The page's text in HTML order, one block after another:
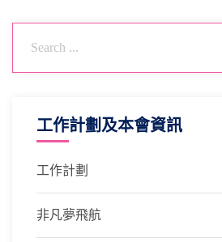
工作計劃及本會資訊
工作計劃
非凡夢飛航